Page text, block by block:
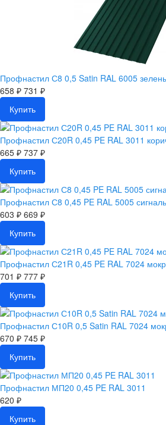
Профнастил С8 0,5 Satin RAL 6005
658 ₽ 731 ₽
Купить
Профнастил С20R 0,45 PE RAL 3011
665 ₽ 737 ₽
Купить
Профнастил С8 0,45 PE RAL 5005
603 ₽ 669 ₽
Купить
Профнастил С21R 0,45 PE RAL 7024
701 ₽ 777 ₽
Купить
Профнастил С10R 0,5 Satin RAL 7024
670 ₽ 745 ₽
Купить
Профнастил МП20 0,45 PE RAL 3011
620 ₽
Купить